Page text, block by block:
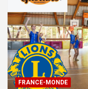
FRANCE-MONDE